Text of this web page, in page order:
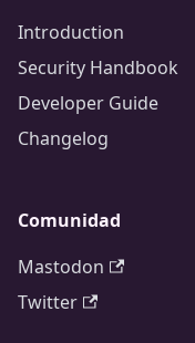
Introduction
Security Handbook
Developer Guide
Changelog
Comunidad
Mastodon
Twitter